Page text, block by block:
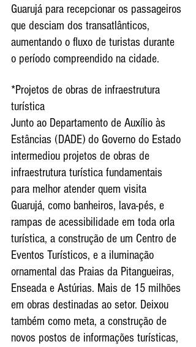
Guarujá para recepcionar os passageiros
que desciam dos transatlânticos,
aumentando o fluxo de turistas durante
o período compreendido na cidade.
*Projetos de obras de infraestrutura
turística
Junto ao Departamento de Auxílio às
Estâncias (DADE) do Governo do Estado
intermediou projetos de obras de
infraestrutura turística fundamentais
para melhor atender quem visita
Guarujá, como banheiros, lava-pés, e
rampas de acessibilidade em toda orla
turística, a construção de um Centro de
Eventos Turísticos, e a iluminação
ornamental das Praias da Pitangueiras,
Enseada e Astúrias. Mais de 15 milhões
em obras destinadas ao setor. Deixou
também como meta, a construção de
novos postos de informações turísticas,